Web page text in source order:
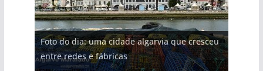
Foto do dia: uma cidade algarvia que cresceu
entre redes e fábricas
Tempestades roubam areia de praias e põem
arribas em risco no Algarve (com vídeo)
Milagre da água. Fontes emblemáticas do
Algarve voltam a ter vida (com vídeo)
Projeto milionário: investimento de 108
milhões de euros na construção de dois
hotéis (com vídeo)
Tapas do mar a 3 euros cada. Nova rota
gastronómica nasce no Algarve